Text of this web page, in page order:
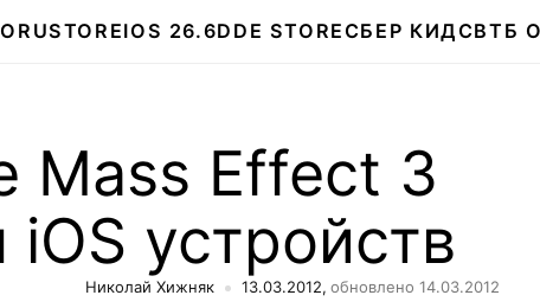
RUSTOREIOS 26.6DDE STORE СБЕР КИДСВТБ
Mass Effect 3
устройств
Николай Хижняк 13.03.2012, обновлено 14.03.2012